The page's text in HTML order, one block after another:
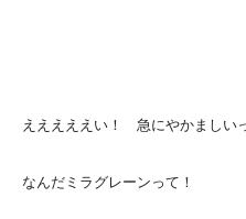
えええええい！ 急にやかましい
なんだミラグレーンって！